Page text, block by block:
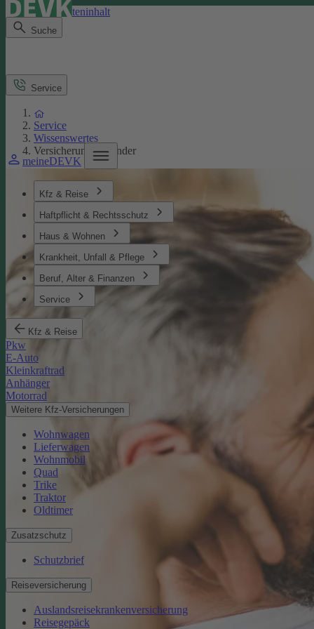
Direkt zum Seiteninhalt
Suche
meineDEVK
Kfz & Reise
Haftpflicht & Rechtsschutz
Haus & Wohnen
Krankheit, Unfall & Pflege
Beruf, Alter & Finanzen
Service
Kfz & Reise
Pkw
E-Auto
Kleinkraftrad
Anhänger
Motorrad
Weitere Kfz-Versicherungen
Wohnwagen
Lieferwagen
Wohnmobil
Quad
Trike
Traktor
Oldtimer
Zusatzschutz
Schutzbrief
Reiseversicherung
Auslandsreisekrankenversicherung
Reisegepäck
Service
Service
Wissenswertes
Versicherungen Kinder